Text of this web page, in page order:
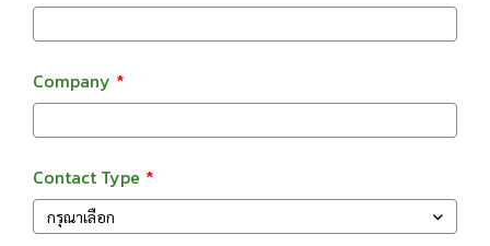
Company
Contact Type
กรุณาเลือก